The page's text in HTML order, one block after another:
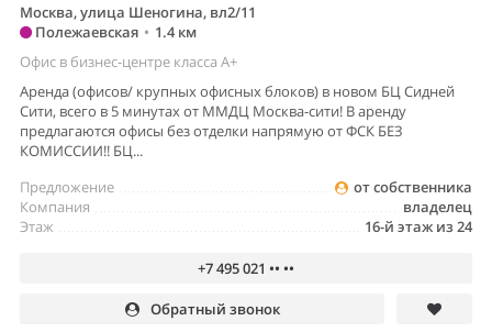
Москва, улица Шеногина, вл2/11
Полежаевская • 1.4 км
Офис в бизнес-центре класса A+
Аренда (офисов/ крупных офисных блоков) в новом БЦ Сидней
Сити, всего в 5 минутах от ММДЦ Москва-сити! В аренду
предлагаются офисы без отделки напрямую от ФСК БЕЗ
КОМИССИИ!! БЦ...
от собственника
Предложение
владелец
Компания
16-й этаж из 24
Этаж
+7 495 021 •• ••
Обратный звонок